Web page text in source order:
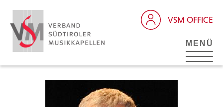
VSM OFFICE
MENÜ